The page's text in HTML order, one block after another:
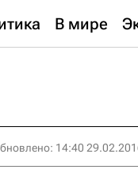
В мире
14:40